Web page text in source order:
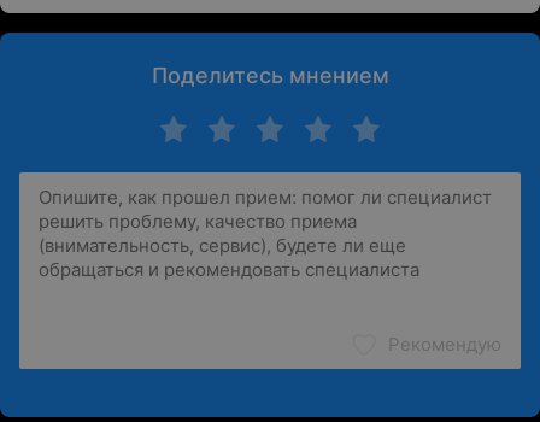
Поделитесь мнением
Рекомендую